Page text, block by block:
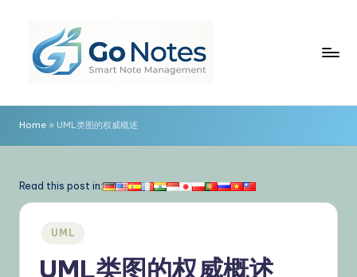
content
o
N
t
Home » UML类图的权威概述
Read this post in:
Posted
UML
UML类图的权威概述